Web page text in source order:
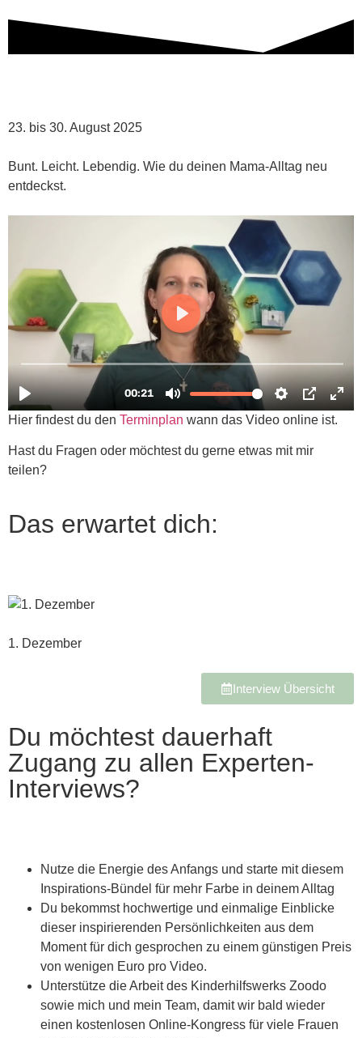
23. bis 30. August 2025​
Bunt. Leicht. Lebendig. Wie du deinen Mama-Alltag neu
entdeckst.
Hier findest du den Terminplan wann das Video online ist.
Hast du Fragen oder möchtest du gerne etwas mit mir
teilen?
Das erwartet dich:
1. Dezember
Interview Übersicht
Du möchtest dauerhaft
Zugang zu allen Experten-
Interviews?
Nutze die Energie des Anfangs und starte mit diesem
Inspirations-Bündel für mehr Farbe in deinem Alltag
Du bekommst hochwertige und einmalige Einblicke
dieser inspirierenden Persönlichkeiten aus dem
Moment für dich gesprochen zu einem günstigen Preis
von wenigen Euro pro Video.
Unterstütze die Arbeit des Kinderhilfswerks Zoodo
sowie mich und mein Team, damit wir bald wieder
einen kostenlosen Online-Kongress für viele Frauen